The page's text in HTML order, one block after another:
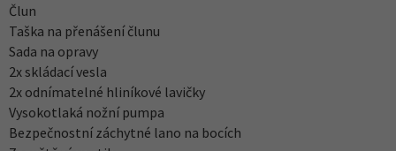
Člun
Taška na přenášení člunu
Sada na opravy
2x skládací vesla
2x odnímatelné hliníkové lavičky
Vysokotlaká nožní pumpa
Bezpečnostní záchytné lano na bocích